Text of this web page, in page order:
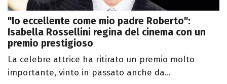
"Io eccellente come mio padre Roberto":
Isabella Rossellini regina del cinema con un
premio prestigioso
La celebre attrice ha ritirato un premio molto
importante, vinto in passato anche da...